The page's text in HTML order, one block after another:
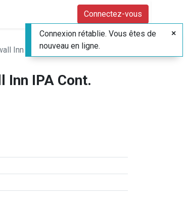
Connectez-vous
Inn IPA Cont.
Inn IPA Cont.
Connexion rétablie. Vous êtes de
nouveau en ligne.